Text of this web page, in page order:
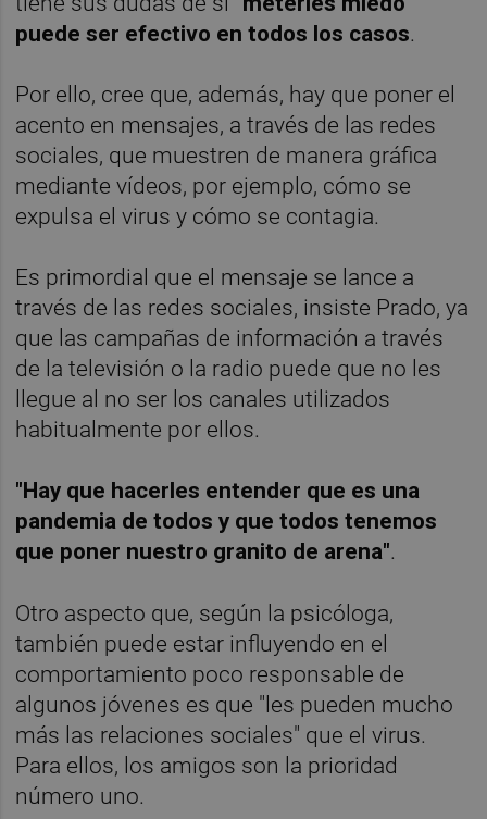
puede ser efectivo en todos los casos.
Por ello, cree que, además, hay que poner el
acento en mensajes, a través de las redes
sociales, que muestren de manera gráfica
mediante vídeos, por ejemplo, cómo se
expulsa el virus y cómo se contagia.
Es primordial que el mensaje se lance a
través de las redes sociales, insiste Prado, ya
que las campañas de información a través
de la televisión o la radio puede que no les
llegue al no ser los canales utilizados
habitualmente por ellos.
"Hay que hacerles entender que es una
pandemia de todos y que todos tenemos
que poner nuestro granito de arena".
Otro aspecto que, según la psicóloga,
también puede estar influyendo en el
comportamiento poco responsable de
algunos jóvenes es que "les pueden mucho
más las relaciones sociales" que el virus.
Para ellos, los amigos son la prioridad
número uno.